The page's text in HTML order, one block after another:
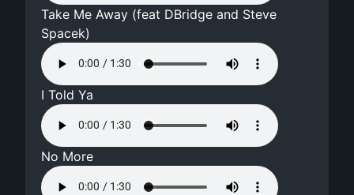
Take Me Away (feat DBridge and Steve
Spacek)
I Told Ya
No More